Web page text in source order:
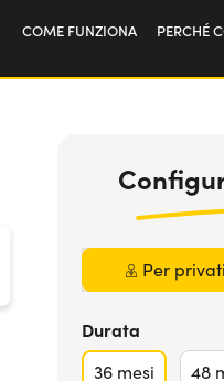
COME FUNZIONA PERCHÉ
Per privati
Durata
36 mesi 48